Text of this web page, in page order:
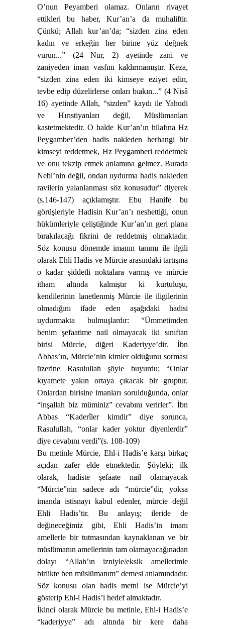
O’nun Peyamberi olamaz. Onların rivayet
ettikleri bu haber, Kur’an’a da muhaliftir.
Çünkü; Allah kur’an’da; “sizden zina eden
kadın ve erkeğin her birine yüz değnek
vurun...” (24 Nur, 2) ayetinde zani ve
zaniyeden iman vasfını kaldırmamıştır. Keza,
“sizden zina eden iki kimseye eziyet edin,
tevbe edip düzelirlerse onları bıakın...” (4 Nisâ
16) ayetinde Allah, “sizden” kaydı ile Yahudi
ve Hırıstiyanları değil, Müslümanları
kastetmektedir. O halde Kur’an’ın hilafına Hz
Peygamber’den hadis nakleden herhangi bir
kimseyi reddetmek, Hz Peygamberi reddetmek
ve onu tekzip etmek anlamına gelmez. Burada
Nebi’nin değil, ondan uydurma hadis nakleden
ravilerin yalanlanması söz konusudur” diyerek
(s.146-147) açıklamıştır. Ebu Hanife bu
görüşleriyle Hadisin Kur’an’ı neshettiği, onun
hükümleriyle çeliştiğinde Kur’an’ın geri plana
bırakılacağı fikrini de reddetmiş olmaktadır.
Söz konusu dönemde imanın tanımı ile ilgili
olarak Ehli Hadis ve Mürcie arasındaki tartışma
o kadar şiddetli noktalara varmış ve mürcie
itham altında kalmıştır ki kurtuluşu,
kendilerinin lanetlenmiş Mürcie ile iligilerinin
olmadığını ifade eden aşağıdaki hadisi
uydurmakta bulmuşlardır: “Ümmetimden
benim şefaatime nail olmayacak iki sınıftan
birisi Mürcie, diğeri Kaderiyye’dir. İbn
Abbas’ın, Mürcie’nin kimler olduğunu sorması
üzerine Rasulullah şöyle buyurdu; “Onlar
kıyamete yakın ortaya çıkacak bir gruptur.
Onlardan birisine imanları sorulduğunda, onlar
“inşallah biz müminiz” cevabını verirler”. İbn
Abbas “Kaderîler kimdir” diye sorunca,
Rasulullah, “onlar kader yoktur diyenlerdir”
diye cevabını verdi”(s. 108-109)
Bu metinle Mürcie, Ehl-i Hadis’e karşı birkaç
açıdan zafer elde etmektedir. Şöyleki; ilk
olarak, hadiste şefaate nail olamayacak
“Mürcie”nin sadece adı “mürcie”dir, yoksa
imanda istisnayı kabul edenler, mürcie değil
Ehli Hadis’tir. Bu anlayış; ileride de
değineceğimiz gibi, Ehli Hadis’in imanı
amellerle bir tutmasından kaynaklanan ve bir
müslümanın amellerinin tam olamayacağınadan
dolayı “Allah’ın izniyle/eksik amellerimle
birlikte ben müslümanım” demesi anlamındadır.
Söz konusu olan hadis metni ise Mürcie’yi
gösterip Ehl-i Hadis’i hedef almaktadır.
İkinci olarak Mürcie bu metinle, Ehl-i Hadis’e
“kaderiyye” adı altında bir kere daha